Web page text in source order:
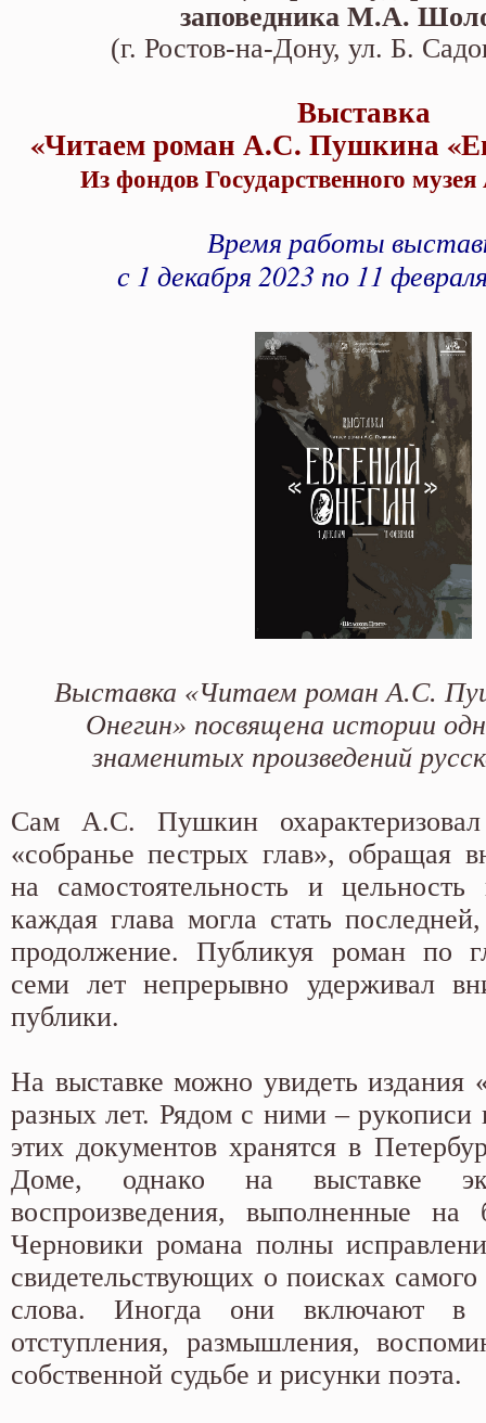
Государственного музея А.С.
заповедника М.А.
(г. Ростов-на-Дону, ул. Б.
Выставка
«Читаем роман А.С. Пушкина
Из фондов Государственного
Время работы
с 1 декабря 2023 по 11
Выставка «Читаем роман А.С.
Онегин» посвящена истории
знаменитых произведений
Сам А.С. Пушкин
«собранье пестрых глав», обращая
на самостоятельность и
каждая глава могла стать
продолжение. Публикуя роман по
семи лет непрерывно удерживал
публики.
На выставке можно увидеть издания
разных лет. Рядом с ними – рукописи
этих документов хранятся в
Доме, однако на выставке
воспроизведения, выполненные
Черновики романа полны
свидетельствующих о поисках
слова. Иногда они включают в
отступления, размышления,
собственной судьбе и рисунки поэта.